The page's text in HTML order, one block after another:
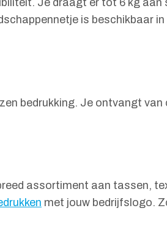
Je draagt er tot 6 kg aan
is beschikbaar in
bedrukking. Je ontvangt van
assortiment aan tassen,
met jouw bedrijfslogo.